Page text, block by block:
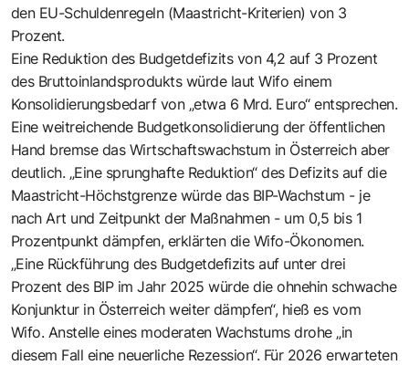
den EU-Schuldenregeln (Maastricht-Kriterien) von 3
Prozent.
Eine Reduktion des Budgetdefizits von 4,2 auf 3 Prozent
des Bruttoinlandsprodukts würde laut Wifo einem
Konsolidierungsbedarf von „etwa 6 Mrd. Euro“ entsprechen.
Eine weitreichende Budgetkonsolidierung der öffentlichen
Hand bremse das Wirtschaftswachstum in Österreich aber
deutlich. „Eine sprunghafte Reduktion“ des Defizits auf die
Maastricht-Höchstgrenze würde das BIP-Wachstum - je
nach Art und Zeitpunkt der Maßnahmen - um 0,5 bis 1
Prozentpunkt dämpfen, erklärten die Wifo-Ökonomen.
„Eine Rückführung des Budgetdefizits auf unter drei
Prozent des BIP im Jahr 2025 würde die ohnehin schwache
Konjunktur in Österreich weiter dämpfen“, hieß es vom
Wifo. Anstelle eines moderaten Wachstums drohe „in
diesem Fall eine neuerliche Rezession“. Für 2026 erwarteten